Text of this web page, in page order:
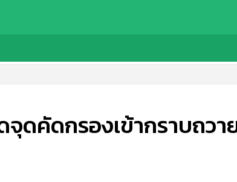
จุดคัดกรองเข้ากราบถ